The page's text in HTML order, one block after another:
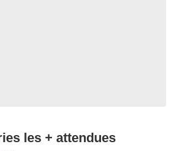
les + attendues